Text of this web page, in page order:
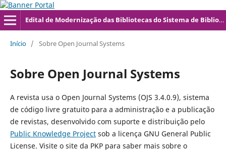
Edital de Modernização das Bibliotecas do Sistema de Bibliotecas da UNICAMP
Início / Sobre Open Journal Systems
Sobre Open Journal Systems
A revista usa o Open Journal Systems (OJS 3.4.0.9), sistema
de código livre gratuito para a administração e a publicação
de revistas, desenvolvido com suporte e distribuição pelo
Public Knowledge Projectsob a licença GNU General Public
License. Visite o site da PKP para saber mais sobre o